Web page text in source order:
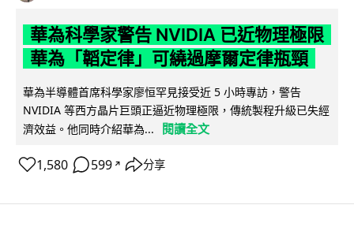
華為科學家警告 NVIDIA 已近物理極限
華為「韜定律」可繞過摩爾定律瓶頸
華為半導體首席科學家廖恒罕見接受近 5 小時專訪，警告
NVIDIA 等西方晶片巨頭正逼近物理極限，傳統製程升級已失經
濟效益。他同時介紹華為...
閱讀全文
1,580 599 ↗ 分享